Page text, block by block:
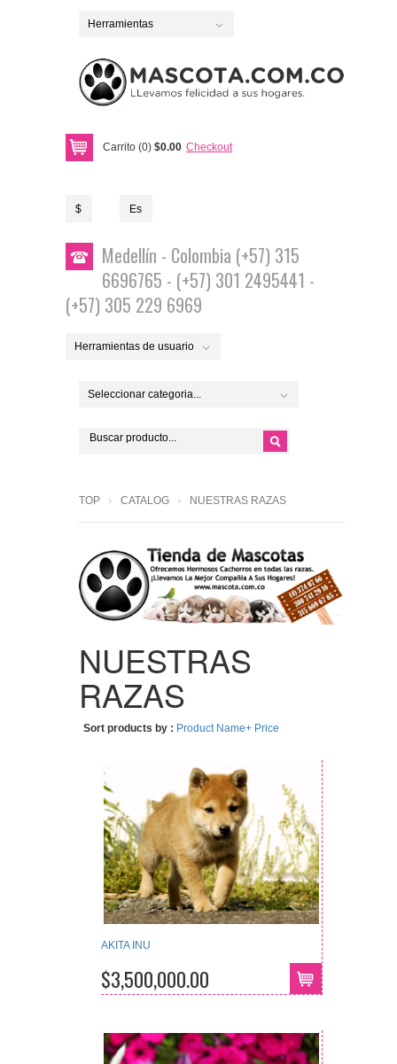
Herramientas
Carrito (0) $0.00 Checkout
$ Es
Medellín - Colombia (+57) 315
6696765 - (+57) 301 2495441 -
(+57) 305 229 6969
Herramientas de usuario
Seleccionar categoria...
TOP CATALOG NUESTRAS RAZAS
NUESTRAS
RAZAS
Sort products by : Product Name+ Price
AKITA INU
$3,500,000.00